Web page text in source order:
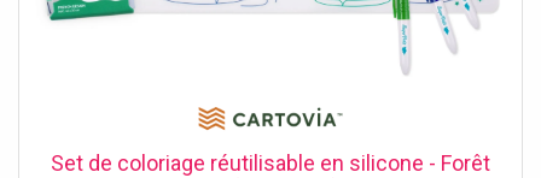
Set de coloriage réutilisable en silicone - Forêt